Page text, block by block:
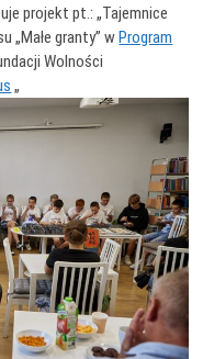
projekt pt.: „Tajemnice
„Małe granty” wProgram
Wolności
„